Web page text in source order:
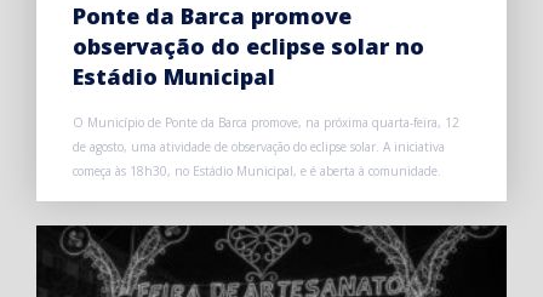
Ponte da Barca promove
observação do eclipse solar no
Estádio Municipal
O Município de Ponte da Barca promove, na próxima quarta-feira, 12
de agosto, uma atividade de observação do eclipse solar. A iniciativa
começa às 18h30, no Estádio Municipal, e é aberta à comunidade.